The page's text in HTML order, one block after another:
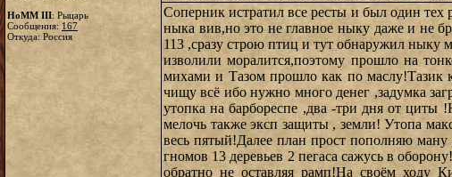
HoMM III: Рыцарь
Сообщения: 167
Откуда: Россия
Соперник истратил все ресты и был один тех
ныка вив,но это не главное ныку даже и не
113 ,сразу строю птиц и тут обнаружил
изволили моралится,поэтому прошло на
михами и Тазом прошло как по маслу!Тазик
чищу всё ибо нужно много денег ,задумка
утопка на барбореспе ,два -три дня от
мелочь также эксп защиты , земли! Утопа
весь пятый!Далее план прост пополняю
гномов 13 деревьев 2 пегаса сажусь в
обратно не оставляя рамп!На своём ходу